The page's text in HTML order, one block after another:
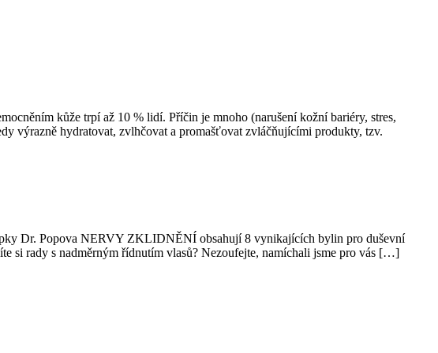
kůže​ trpí až 10 % lidí. Příčin je mnoho (narušení kožní bariéry​, stres​,
výrazně hydratovat, zvlhčovat a promašťovat zvláčňujícími produkty, tzv.
Dr. Popova NERVY ZKLIDNĚNÍ obsahují 8 vynikajících bylin pro duševní
si rady s nadměrným řídnutím vlasů? Nezoufejte, namíchali jsme pro vás […]